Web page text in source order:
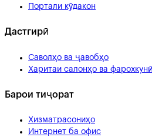
Портали кӯдакон
Дастгирӣ
Саволҳо ва ҷавобҳо
Харитаи салонҳо ва фарохкунӣ
Барои тиҷорат
Хизматрасониҳо
Интернет ба офис